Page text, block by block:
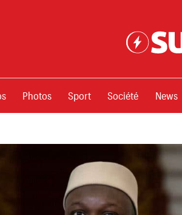
D'infodivertissements
Photos Sport Société News